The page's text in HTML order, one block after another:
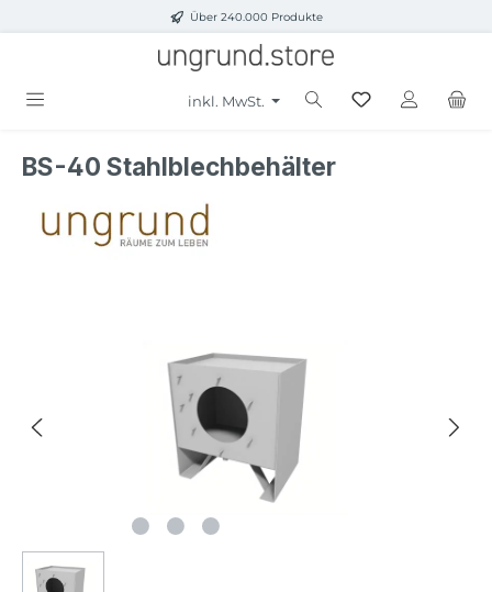
Zum Hauptinhalt springenÜber 240.000 Produkte
inkl. MwSt.
BS-40 Stahlblechbehälter